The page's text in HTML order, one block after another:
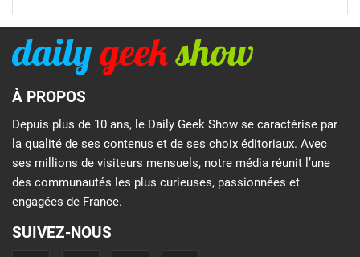
À PROPOS
Depuis plus de 10 ans, le Daily Geek Show se caractérise par
la qualité de ses contenus et de ses choix éditoriaux. Avec
ses millions de visiteurs mensuels, notre média réunit l’une
des communautés les plus curieuses, passionnées et
engagées de France.
SUIVEZ-NOUS